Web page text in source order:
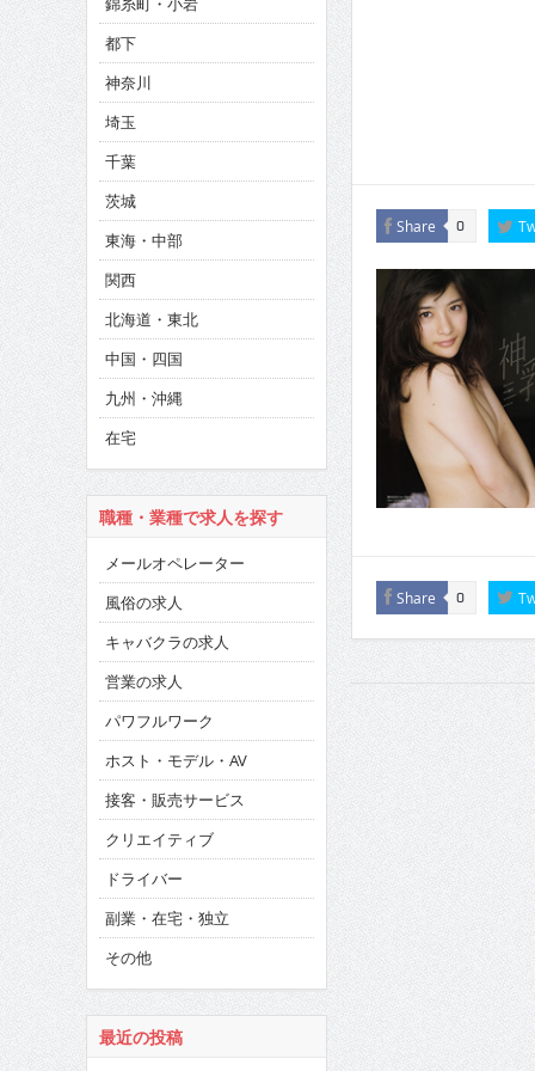
CINEMA×STYLE 286号
CINEMA×STYLE 285号
CINEMA×STYLE 294号
Share 0
Share 0
都下
神奈川
埼玉
千葉
茨城
東海・中部
関西
北海道・東北
中国・四国
九州・沖縄
在宅
職種・業種で求人を探す
メールオペレーター
風俗の求人
キャバクラの求人
営業の求人
パワフルワーク
ホスト・モデル・AV
接客・販売サービス
クリエイティブ
ドライバー
副業・在宅・独立
その他
最近の投稿